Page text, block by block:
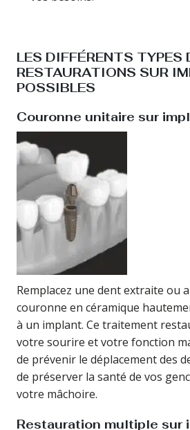
LES DIFFÉRENTS TYPES
RESTAURATIONS SUR
POSSIBLES
Couronne unitaire sur
Remplacez une dent extraite ou
couronne en céramique
à un implant. Ce traitement
votre sourire et votre fonction
de prévenir le déplacement des
de préserver la santé de vos
votre mâchoire.
Restauration multiple sur